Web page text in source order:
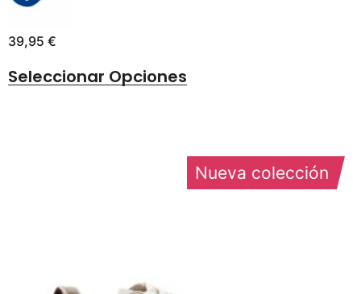
39,95 €
Seleccionar Opciones
Nueva colección